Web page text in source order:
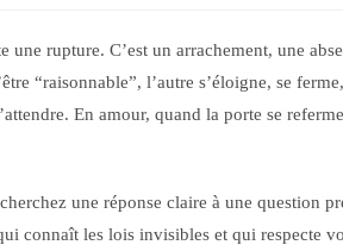
une rupture. C’est un arrachement, une
“raisonnable”, l’autre s’éloigne, se
En amour, quand la porte se
une réponse claire à une question
connaît les lois invisibles et qui respecte